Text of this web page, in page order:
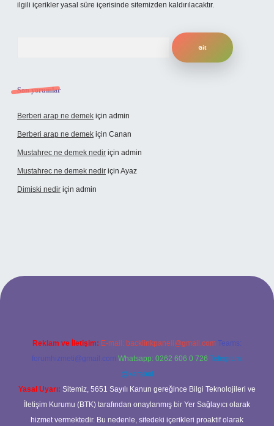
ilgili içerikler yasal süre içerisinde sitemizden kaldırılacaktır.
Son yorumlar
Berberi arap ne demek için admin
Berberi arap ne demek için Canan
Mustahrec ne demek nedir için admin
Mustahrec ne demek nedir için Ayaz
Dimiski nedir için admin
tulipbett.net/
Reklam ve İletişim: E-mail: backlinkpaneli@gmail.com Teams:
forumhizmeti@gmail.com Whatsapp: 0262 606 0 726 Telegram:
@karabul
Yasal Uyarı: Sitemiz, 5651 Sayılı Kanun gereğince Bilgi Teknolojileri ve
İletişim Kurumu (BTK) tarafından onaylanmış bir Yer Sağlayıcı olarak
hizmet vermektedir. Bu nedenle, sitedeki içerikleri proaktif olarak